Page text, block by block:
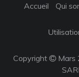
Accueil Qui
Copyright
Mars